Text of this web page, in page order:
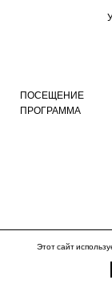
ПОСЕЩЕНИЕ
ПРОГРАММА
Политика
Этот сайт